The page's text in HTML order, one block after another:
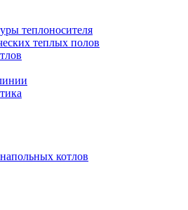
теплоносителя
теплых полов
котлов